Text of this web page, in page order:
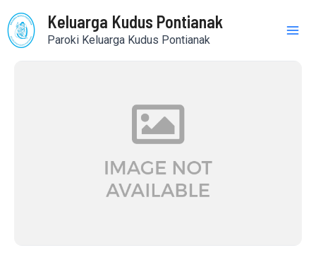
to
content
Keluarga Kudus Pontianak
Paroki Keluarga Kudus Pontianak